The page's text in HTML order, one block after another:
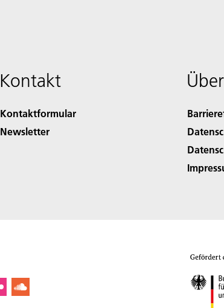
Kontakt
Kontaktformular
Newsletter